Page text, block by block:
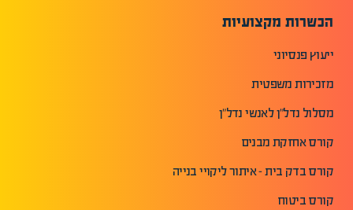
הכשרות מקצועיות
ייעוץ פנסיוני
מזכירות משפטית
מסלול נדל"ן לאנשי נדל"ן
קורס אחזקת מבנים
קורס בדק בית - איתור ליקויי בנייה
קורס ביטוח